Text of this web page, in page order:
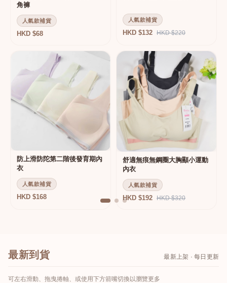
角褲
人氣款補貨
HKD $68
人氣款補貨
HKD $132 HKD $220
防上滑防陀第二階後發育期內
衣
人氣款補貨
HKD $168
舒適無痕無鋼圈大胸顯小運動
內衣
人氣款補貨
HKD $192 HKD $320
最新到貨 最新上架 · 每日更新
可左右滑動、拖曳捲軸、或使用下方箭嘴切換以瀏覽更多